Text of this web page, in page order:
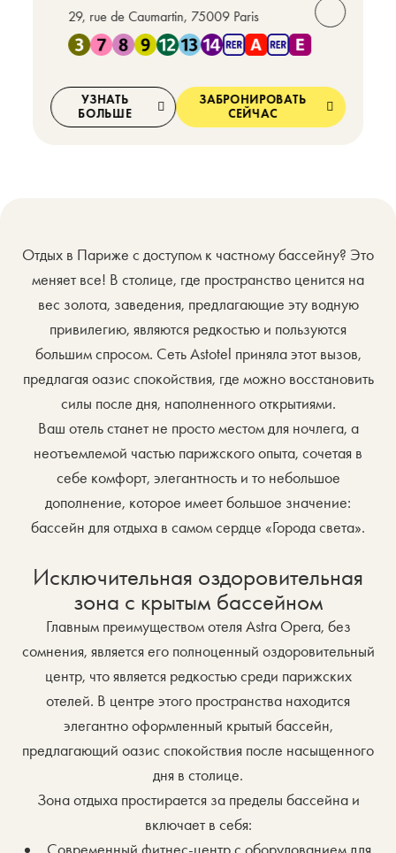
29, rue de Caumartin, 75009 Paris
Рядом с Метро 3 , Метро 7 , Метро 8 , Метро 9 , Метро
УЗНАТЬ
БОЛЬШЕ
ЗАБРОНИРОВАТЬ
СЕЙЧАС
Отдых в Париже с доступом к частному бассейну? Это
меняет все! В столице, где пространство ценится на
вес золота, заведения, предлагающие эту водную
привилегию, являются редкостью и пользуются
большим спросом. Сеть Astotel приняла этот вызов,
предлагая оазис спокойствия, где можно восстановить
силы после дня, наполненного открытиями.
Ваш отель станет не просто местом для ночлега, а
неотъемлемой частью парижского опыта, сочетая в
себе комфорт, элегантность и то небольшое
дополнение, которое имеет большое значение:
бассейн для отдыха в самом сердце «Города света».
Исключительная оздоровительная
зона с крытым бассейном
Главным преимуществом отеля Astra Opera, без
сомнения, является его полноценный оздоровительный
центр, что является редкостью среди парижских
отелей. В центре этого пространства находится
элегантно оформленный крытый бассейн,
предлагающий оазис спокойствия после насыщенного
дня в столице.
Зона отдыха простирается за пределы бассейна и
включает в себя: